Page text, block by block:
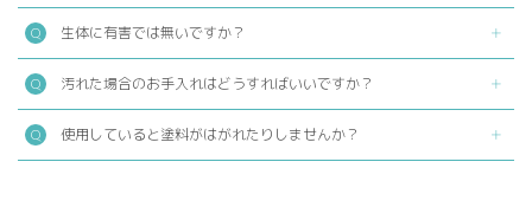
生体に有害では無いですか？
汚れた場合のお手入れはどうすればいいですか？
使用していると塗料がはがれたりしませんか？